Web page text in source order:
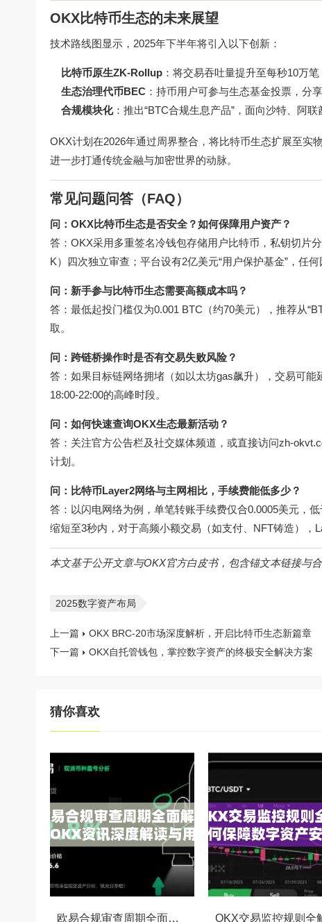
OKX比特币生态的未来展望
技术路线图显示，2025年下半年将引入以下创新：
比特币原生ZK-Rollup ：将交易吞吐量提升至每秒10万
生态治理代币BEC ：持币用户可参与生态基金投票，分
合规模块化：推出“BTC合规生息产品”，面向沙特、阿联
OKX计划在2026年通过周界整合，将比特币生态扩展至实
进一步打通传统金融与加密世界的动脉。
常见问题问答（FAQ）
问：OKX比特币生态是否安全？如何保障用户资产？
答：OKX采用多重签名冷钱包存储用户比特币，私钥切片
K）四次独立审查；平台设有2亿美元“用户保护基金”，任
问：新手参与比特币生态需要高额成本吗？
答：最低起投门槛仅为0.001 BTC（约70美元），推荐从
取。
问：跨链桥操作时是否有交易失败风险？
答：如果目标链网络拥堵（如以太坊gas飙升），交易可
18:00-22:00的高峰时段。
问：如何快速查询OKX生态最新活动？
答：关注官方公告栏及社交媒体频道，或直接访问zh-
计划。
问：比特币Layer2网络与主网相比，手续费能低多少？
答：以闪电网络为例，单笔转账手续费仅合0.0005美元，
缩短至3秒内，对于高频小额交易（如支付、NFT铸造），
本文基于公开文章与OKX官方白皮书，包含锚文本链接与
2025数字资产布局
上一篇
OKX BRC-20市场深度解析，开启比特币生态新篇章
下一篇
OKX自托管钱包，掌控数字资产的终极安全解决方案
猜你喜欢
欧易合规审查周期全面解析，OKX资讯深度解读与用户答疑